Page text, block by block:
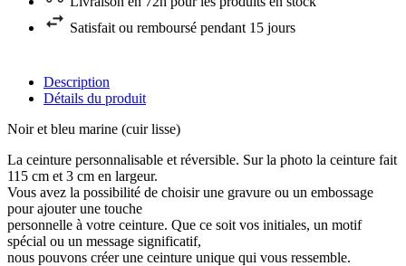
Satisfait ou remboursé pendant 15 jours
Description
Détails du produit
Noir et bleu marine (cuir lisse)
La ceinture personnalisable et réversible. Sur la photo la ceinture fait
115 cm et 3 cm en largeur.
Vous avez la possibilité de choisir une gravure ou un embossage
pour ajouter une touche
personnelle à votre ceinture. Que ce soit vos initiales, un motif
spécial ou un message significatif,
nous pouvons créer une ceinture unique qui vous ressemble.